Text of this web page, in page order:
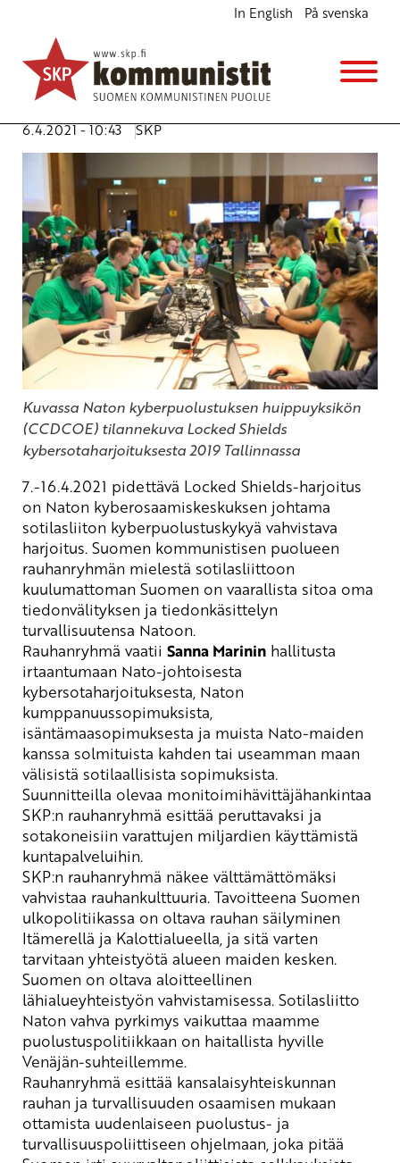
In English På svenska
Irti Locked Shields-sotaharjoituksesta
Ajankohtaista
Avainsanat:kybersota,Locked Shields,nato
6.4.2021 - 10:43
SKP
Kuvassa Naton kyberpuolustuksen huippuyksikön
(CCDCOE) tilannekuva Locked Shields
kybersotaharjoituksesta 2019 Tallinnassa
7.-16.4.2021 pidettävä Locked Shields-harjoitus
on Naton kyberosaamiskeskuksen johtama
sotilasliiton kyberpuolustuskykyä vahvistava
harjoitus. Suomen kommunistisen puolueen
rauhanryhmän mielestä sotilasliittoon
kuulumattoman Suomen on vaarallista sitoa oma
tiedonvälityksen ja tiedonkäsittelyn
turvallisuutensa Natoon.
Rauhanryhmä vaatii Sanna Marinin hallitusta
irtaantumaan Nato-johtoisesta
kybersotaharjoituksesta, Naton
kumppanuussopimuksista,
isäntämaasopimuksesta ja muista Nato-maiden
kanssa solmituista kahden tai useamman maan
välisistä sotilaallisista sopimuksista.
Suunnitteilla olevaa monitoimihävittäjähankintaa
SKP:n rauhanryhmä esittää peruttavaksi ja
sotakoneisiin varattujen miljardien käyttämistä
kuntapalveluihin.
SKP:n rauhanryhmä näkee välttämättömäksi
vahvistaa rauhankulttuuria. Tavoitteena Suomen
ulkopolitiikassa on oltava rauhan säilyminen
Itämerellä ja Kalottialueella, ja sitä varten
tarvitaan yhteistyötä alueen maiden kesken.
Suomen on oltava aloitteellinen
lähialueyhteistyön vahvistamisessa. Sotilasliitto
Naton vahva pyrkimys vaikuttaa maamme
puolustuspolitiikkaan on haitallista hyville
Venäjän-suhteillemme.
Rauhanryhmä esittää kansalaisyhteiskunnan
rauhan ja turvallisuuden osaamisen mukaan
ottamista uudenlaiseen puolustus- ja
turvallisuuspoliittiseen ohjelmaan, joka pitää